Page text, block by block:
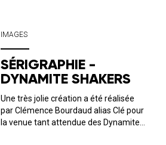
seront en vente à l’accueil, ...
IMAGES
SÉRIGRAPHIE -
DYNAMITE SHAKERS
Une très jolie création a été réalisée
par Clémence Bourdaud alias Clé pour
la venue tant attendue des Dynamite